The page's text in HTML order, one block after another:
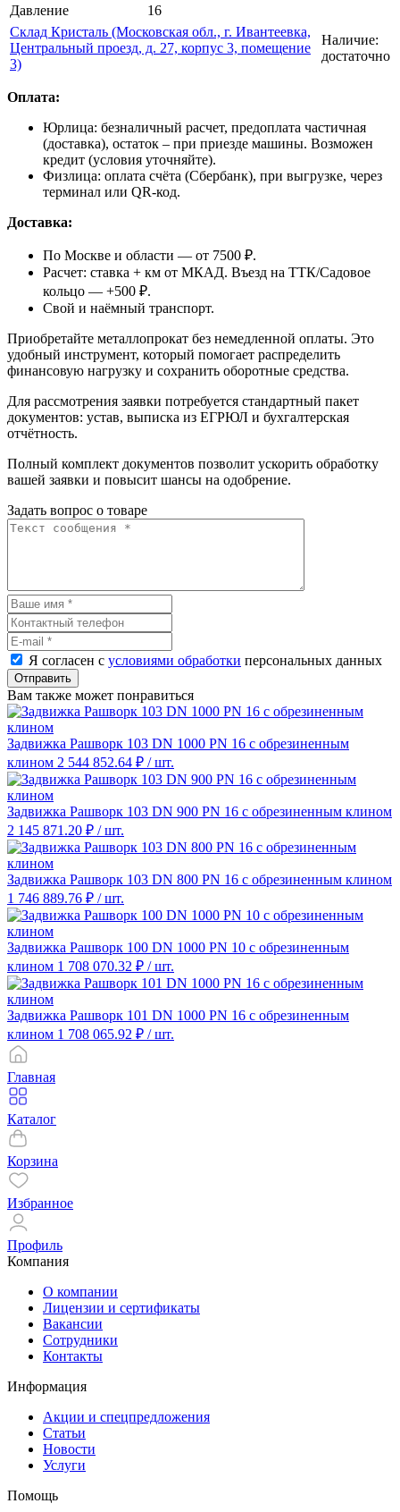
Давление
16
Склад Кристаль (Московская обл., г. Ивантеевка,
Центральный проезд, д. 27, корпус 3, помещение
3)
Наличие:
достаточно
Оплата:
Юрлица: безналичный расчет, предоплата частичная
(доставка), остаток – при приезде машины. Возможен
кредит (условия уточняйте).
Физлица: оплата счёта (Сбербанк), при выгрузке, через
терминал или QR-код.
Доставка:
По Москве и области — от 7500 ₽.
Расчет: ставка + км от МКАД. Въезд на ТТК/Садовое
кольцо — +500 ₽.
Свой и наёмный транспорт.
Приобретайте металлопрокат без немедленной оплаты. Это
удобный инструмент, который помогает распределить
финансовую нагрузку и сохранить оборотные средства.
Для рассмотрения заявки потребуется стандартный пакет
документов: устав, выписка из ЕГРЮЛ и бухгалтерская
отчётность.
Полный комплект документов позволит ускорить обработку
вашей заявки и повысит шансы на одобрение.
Задать вопрос о товаре
Я согласен с условиями обработки персональных данных
Отправить
Вам также может понравиться
Задвижка Рашворк 103 DN 1000 PN 16 с обрезиненным
клином 2 544 852.64 ₽ / шт.
Задвижка Рашворк 103 DN 900 PN 16 с обрезиненным клином
2 145 871.20 ₽ / шт.
Задвижка Рашворк 103 DN 800 PN 16 с обрезиненным клином
1 746 889.76 ₽ / шт.
Задвижка Рашворк 100 DN 1000 PN 10 с обрезиненным
клином 1 708 070.32 ₽ / шт.
Задвижка Рашворк 101 DN 1000 PN 16 с обрезиненным
клином 1 708 065.92 ₽ / шт.
Главная
Каталог
Корзина
Избранное
Профиль
Компания
О компании
Лицензии и сертификаты
Вакансии
Сотрудники
Контакты
Информация
Акции и спецпредложения
Статьи
Новости
Услуги
Помощь